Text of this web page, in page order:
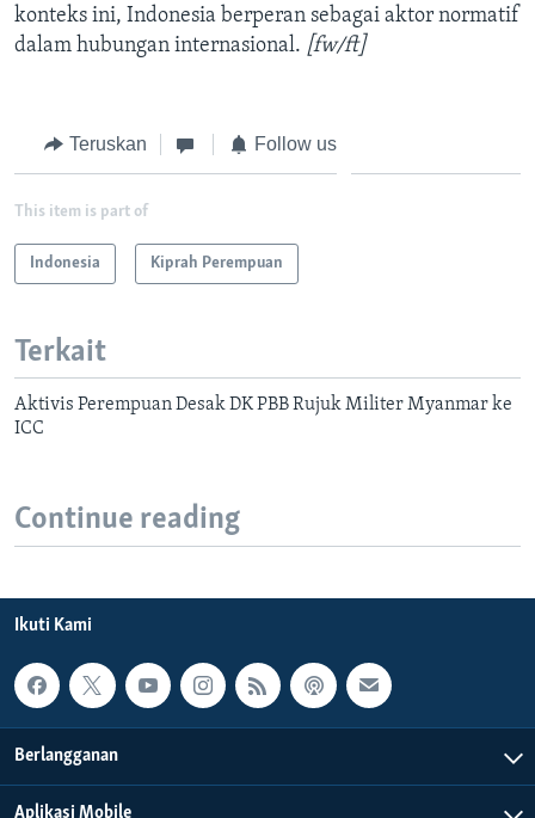
konteks ini, Indonesia berperan sebagai aktor normatif
dalam hubungan internasional. [fw/ft]
Teruskan Follow us
This item is part of
Indonesia Kiprah Perempuan
Terkait
Aktivis Perempuan Desak DK PBB Rujuk Militer Myanmar ke
ICC
Continue reading
Ikuti Kami
Berlangganan
Aplikasi Mobile